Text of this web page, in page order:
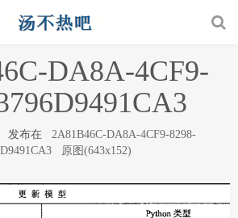
DA8A-4CF9-
发布在 2A81B46C-DA8A-4CF9-8298-
原图(643x152)